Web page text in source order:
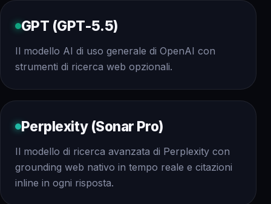
GPT (GPT-5.5)
Il modello AI di uso generale di OpenAI con
strumenti di ricerca web opzionali.
Perplexity (Sonar Pro)
Il modello di ricerca avanzata di Perplexity con
grounding web nativo in tempo reale e citazioni
inline in ogni risposta.